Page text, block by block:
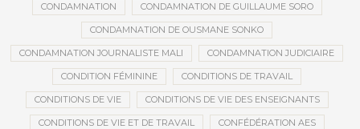
CONDAMNATION CONDAMNATION DE GUILLAUME SORO
CONDAMNATION DE OUSMANE SONKO
CONDAMNATION JOURNALISTE MALI CONDAMNATION JUDICIAIRE
CONDITION FÉMININE CONDITIONS DE TRAVAIL
CONDITIONS DE VIE CONDITIONS DE VIE DES ENSEIGNANTS
CONDITIONS DE VIE ET DE TRAVAIL CONFÉDÉRATION AES